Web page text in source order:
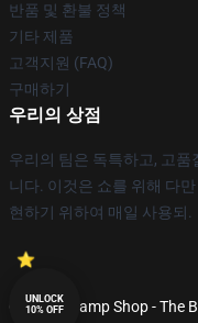
반품 및 환불 정책
기타 제품
고객지원 (FAQ)
구매하기
우리의 상점
우리의 팀은 독특하고, 고
니다. 이것은 쇼를 위해 다
현하기 위하여 매일 사용되.
© Anime Lamp Shop - The
UNLOCK
10% OFF